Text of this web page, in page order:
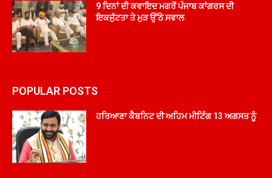
9 ਦਿਨਾਂ ਦੀ ਕਵਾਇਦ ਮਗਰੋਂ ਪੰਜਾਬ ਕਾਂਗਰਸ ਦੀ
ਇਕਜੁੱਟਤਾ ਤੇ ਮੁੜ ਉੱਠੇ ਸਵਾਲ
POPULAR POSTS
ਹਰਿਆਣਾ ਕੈਬਨਿਟ ਦੀ ਅਹਿਮ ਮੀਟਿੰਗ 13 ਅਗਸਤ ਨੂੰ